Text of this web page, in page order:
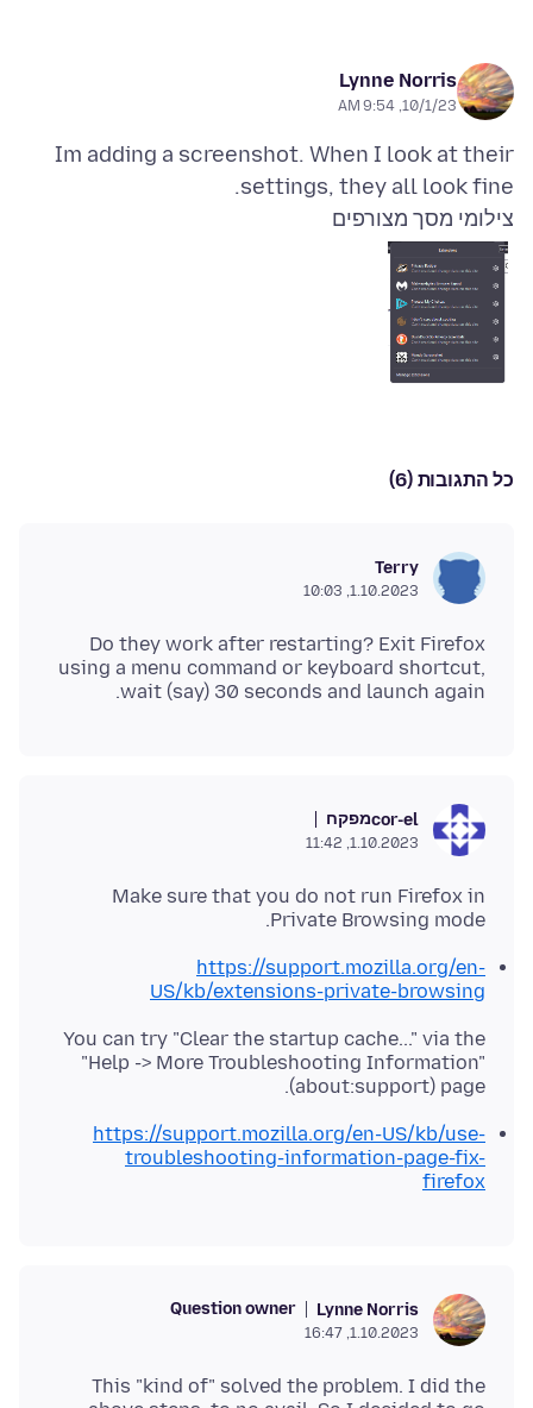
Lynne Norris
10/1/23, 9:54 AM
Im adding a screenshot. When I look at their
settings, they all look fine.
צילומי מסך מצורפים
כל התגובות (6)
Terry
1.10.2023, 10:03
Do they work after restarting? Exit Firefox
using a menu command or keyboard shortcut,
wait (say) 30 seconds and launch again.
cor-elמפקח
1.10.2023, 11:42
Make sure that you do not run Firefox in
Private Browsing mode.
https://support.mozilla.org/en-
US/kb/extensions-private-browsing
You can try "Clear the startup cache..." via the
"Help -> More Troubleshooting Information"
(about:support) page.
https://support.mozilla.org/en-US/kb/use-
troubleshooting-information-page-fix-
firefox
Lynne Norris
Question owner
1.10.2023, 16:47
This "kind of" solved the problem. I did the